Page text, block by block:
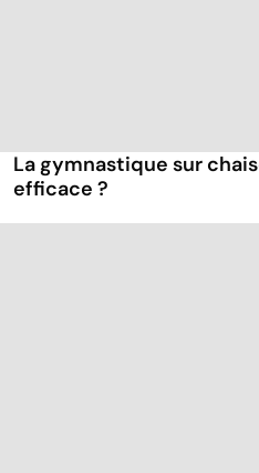
La gymnastique sur
efficace ?